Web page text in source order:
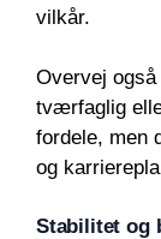
vilkår.
Overvej
tværfaglig
fordele, men
og
Stabilitet og